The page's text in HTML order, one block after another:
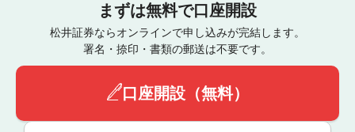
まずは無料で口座開設
松井証券ならオンラインで申し込みが完結します。
署名・捺印・書類の郵送は不要です。
口座開設（無料）